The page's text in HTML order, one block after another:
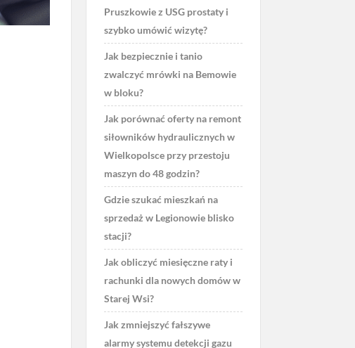
Pruszkowie z USG prostaty i
szybko umówić wizytę?
Jak bezpiecznie i tanio
zwalczyć mrówki na Bemowie
w bloku?
Jak porównać oferty na remont
siłowników hydraulicznych w
Wielkopolsce przy przestoju
maszyn do 48 godzin?
Gdzie szukać mieszkań na
sprzedaż w Legionowie blisko
stacji?
Jak obliczyć miesięczne raty i
rachunki dla nowych domów w
Starej Wsi?
Jak zmniejszyć fałszywe
alarmy systemu detekcji gazu